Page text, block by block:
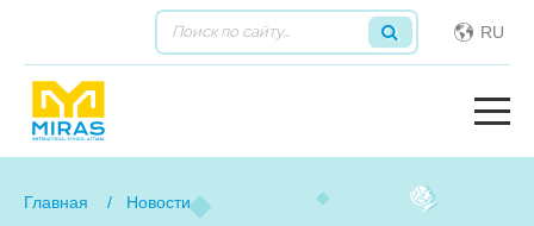
RU
Главная Новости